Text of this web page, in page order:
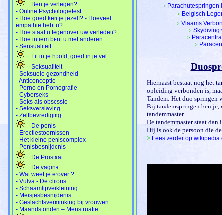
Ben je verlegen?
- Online Psychologietest
- Hoe goed ken je jezelf? - Hoeveel
empathie hebt u?
- Hoe staat u tegenover uw verleden?
- Hoe intiem bent u met anderen
- Sensualiteit
Fit in je hoofd, goed in je vel
Seksualiteit
- Seksuele gezondheid
- Anticonceptie
- Porno en Pornografie
- Cyberseks
- Seks als obsessie
- Seksverslaving
- Zelfbevrediging
De penis
- Erectiestoornissen
- Het kleine peniscomplex
- Penisbesnijdenis
De Prostaat
De vagina
- Wat weet je erover ?
- Vulva - De clitoris
- Schaamlipverkleining
- Meisjesbesnijdenis
- Geslachtsverminking bij vrouwen
- Maandstonden – Menstruatie
>
> Belgisch
> Vlaams
> Skydiving
>
>
Hiernaast bestaat nog het
opleiding verbonden is,
Tandem: Het duo springen
Bij tandemspringen ben je,
tandemmaster.
De tandemmaster staat
Hij is ook de persoon die
> Lees verder op